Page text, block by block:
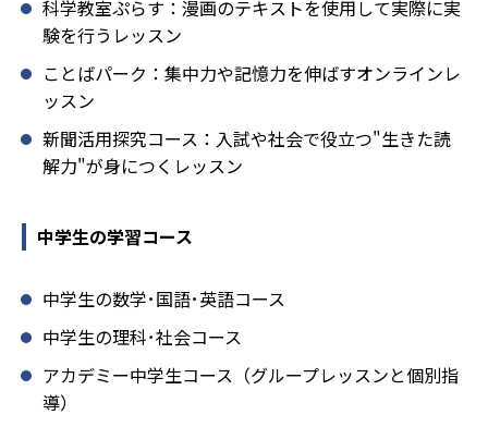
科学教室ぷらす：漫画のテキストを使用して実際に実
験を行うレッスン
ことばパーク：集中力や記憶力を伸ばすオンラインレ
ッスン
新聞活用探究コース：入試や社会で役立つ"生きた読
解力"が身につくレッスン
中学生の学習コース
中学生の数学･国語･英語コース
中学生の理科･社会コース
アカデミー中学生コース（グループレッスンと個別指
導）